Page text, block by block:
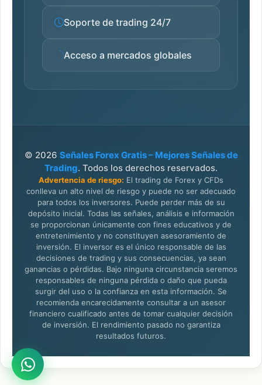
Soporte de trading 24/7
Acceso a mercados globales
© 2026 Señales Forex Gratis – Mejores Señales de
Trading. Todos los derechos reservados.
Advertencia de riesgo: El trading de Forex y CFDs
conlleva un alto nivel de riesgo y puede no ser adecuado
para todos los inversores. Puede perder más de su
depósito inicial. Todas las señales, análisis e información
se proporcionan únicamente con fines educativos y de
entretenimiento y no constituyen asesoramiento de
inversión. El inversor es el único responsable de las
decisiones de trading y sus consecuencias, ya sean
ganancias o pérdidas. Bajo ninguna circunstancia seremos
responsables de ninguna pérdida o daño que pueda
surgir del uso o la confianza en esta información. Se
recomienda encarecidamente consultar a un asesor
financiero cualificado antes de tomar cualquier decisión
de inversión. El rendimiento pasado no garantiza
resultados futuros.